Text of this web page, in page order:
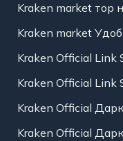
Kraken market тор
Kraken market
Kraken Official Link
Kraken Official Link
Kraken Official
Kraken Official